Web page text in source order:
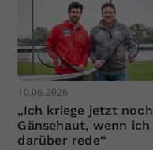
10.06.2026
„Ich kriege jetzt noch
Gänsehaut, wenn ich
darüber rede“